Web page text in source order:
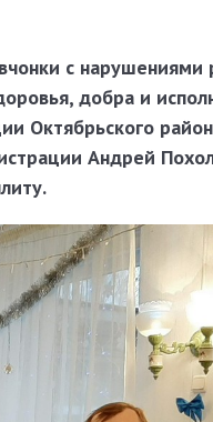
с нарушениями
добра и
Октябрьского
Андрей